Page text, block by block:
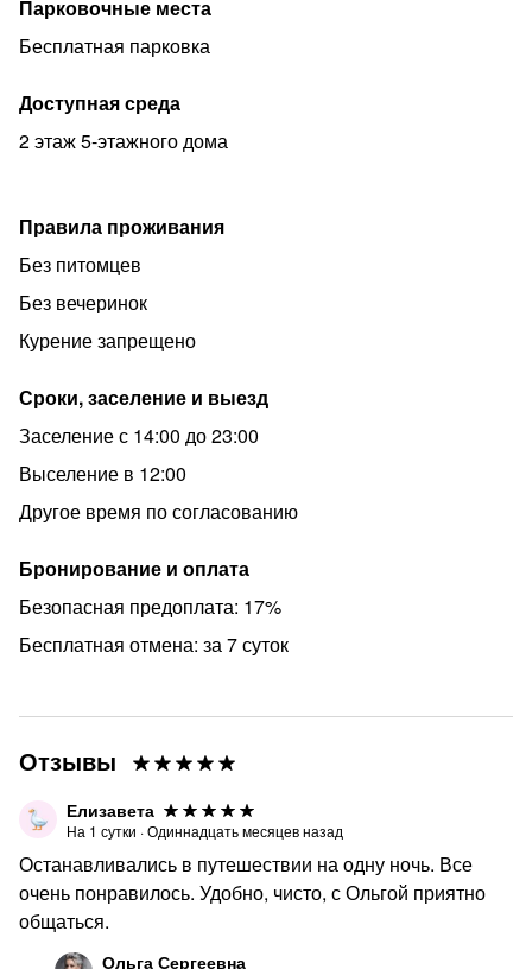
Парковочные места
Бесплатная парковка
Доступная среда
2 этаж 5-этажного дома
Правила проживания
Без питомцев
Без вечеринок
Курение запрещено
Сроки, заселение и выезд
Заселение с 14:00 до 23:00
Выселение в 12:00
Другое время по согласованию
Бронирование и оплата
Безопасная предоплата: 17%
Бесплатная отмена: за 7 суток
Отзывы
Елизавета
На 1 сутки ·Одиннадцать месяцев назад
Останавливались в путешествии на одну ночь. Все
очень понравилось. Удобно, чисто, с Ольгой приятно
общаться.
Ольга Сергеевна